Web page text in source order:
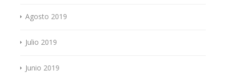
Agosto 2019
Julio 2019
Junio 2019